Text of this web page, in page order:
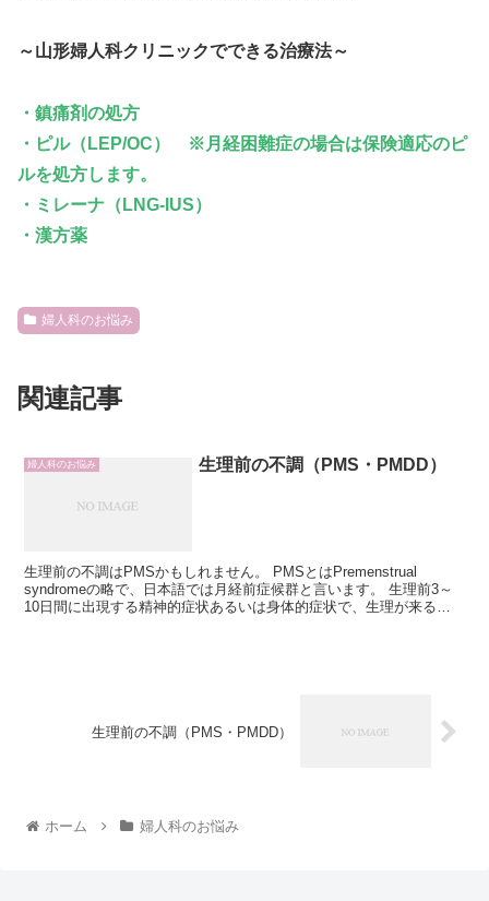
～山形婦人科クリニックでできる治療法～
・鎮痛剤の処方
・ピル（LEP/OC） ※月経困難症の場合は保険適応のピ
ルを処方します。
・ミレーナ（LNG-IUS）
・漢方薬
婦人科のお悩み
関連記事
婦人科のお悩み 生理前の不調（PMS・PMDD）
生理前の不調はPMSかもしれません。 PMSとはPremenstrual
syndromeの略で、日本語では月経前症候群と言います。 生理前3～
10日間に出現する精神的症状あるいは身体的症状で、生理が来ると
生理前の不調（PMS・PMDD）
ホーム 婦人科のお悩み